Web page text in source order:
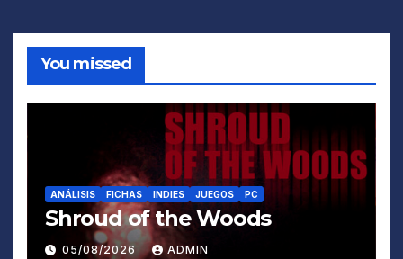
You missed
ANÁLISIS FICHAS INDIES JUEGOS PC
Shroud of the Woods
05/08/2026 ADMIN